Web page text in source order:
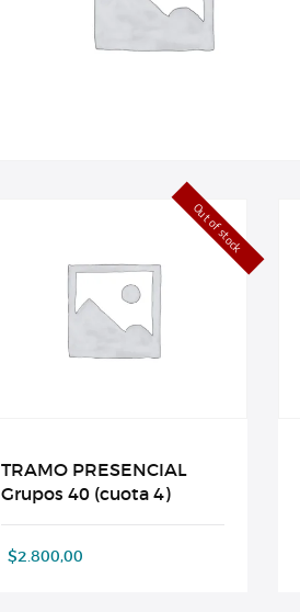
Out of stock
TRAMO PRESENCIAL
Grupos 40 (cuota 4)
$2.800,00